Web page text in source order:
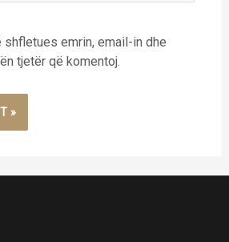
shfletues emrin, email-in dhe
tjetër që komentoj.